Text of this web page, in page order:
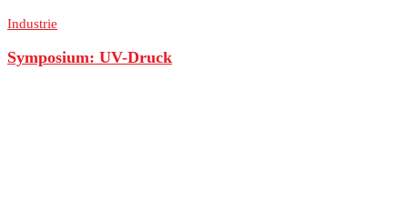
Industrie
Symposium: UV-Druck